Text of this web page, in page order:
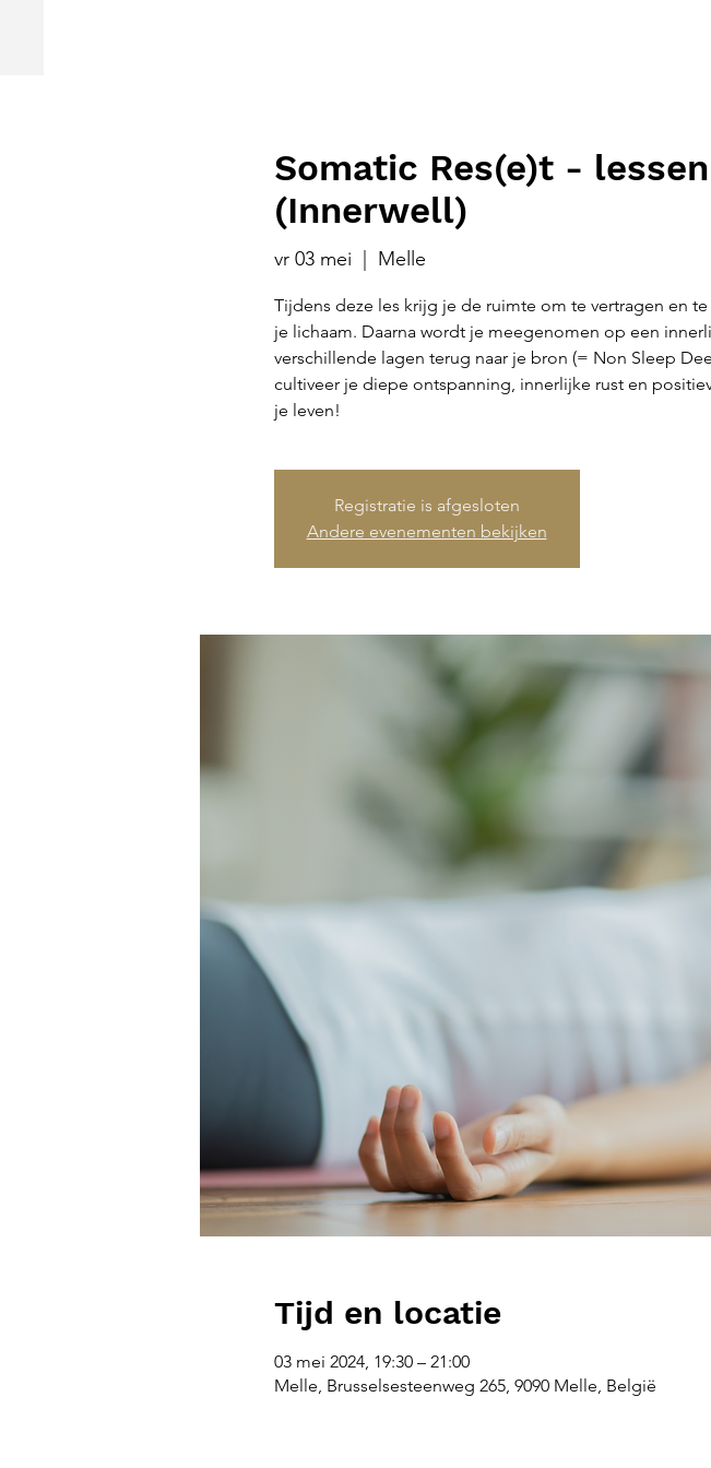
Somatic Res(e)t -
(Innerwell)
vr 03 mei Melle
Tijdens deze les krijg je de ruimte om te vertragen en
je lichaam. Daarna wordt je meegenomen op een
verschillende lagen terug naar je bron (= Non Sleep
cultiveer je diepe ontspanning, innerlijke rust en
je leven!
Registratie is afgesloten
Andere evenementen bekijken
Tijd en locatie
03 mei 2024, 19:30 – 21:00
Melle, Brusselsesteenweg 265, 9090 Melle, België